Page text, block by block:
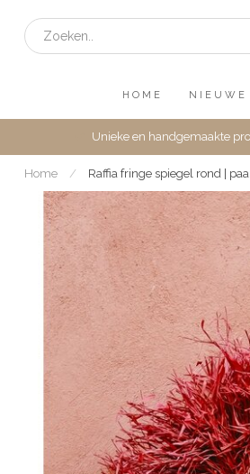
HOME NIEUWE
Unieke en handgemaakte
Home / Raffia fringe spiegel rond |